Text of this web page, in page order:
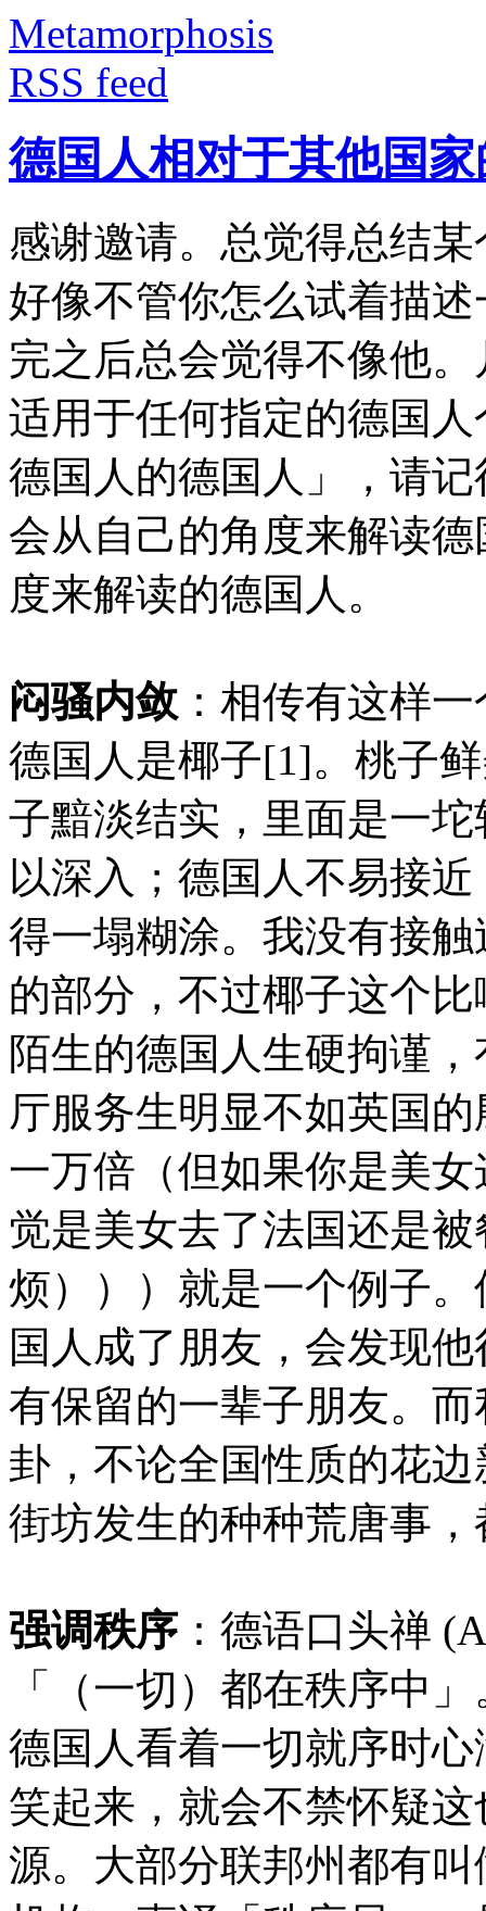
Metamorphosis
RSS feed
德国人相对于其他国
感谢邀请。总觉得总结
好像不管你怎么试着描
完之后总会觉得不像他
适用于任何指定的德国
德国人的德国人」，请
会从自己的角度来解读
度来解读的德国人。
闷骚内敛 ：相传有这样
德国人是椰子[1]。桃子
子黯淡结实，里面是一
以深入；德国人不易接
得一塌糊涂。我没有接
的部分，不过椰子这个
陌生的德国人生硬拘谨
厅服务生明显不如英国
一万倍（但如果你是美
觉是美女去了法国还是
烦）））就是一个例子
国人成了朋友，会发现
有保留的一辈子朋友。
卦，不论全国性质的花
街坊发生的种种荒唐事
强调秩序 ：德语口头禅
「（一切）都在秩序中
德国人看着一切就序时
笑起来，就会不禁怀疑
源。大部分联邦州都有叫